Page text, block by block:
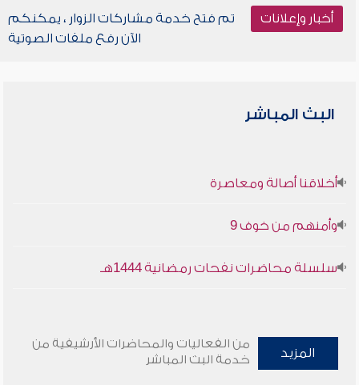
أخبار وإعلانات
تم فتح خدمة مشاركات الزوار ، يمكنكم
الآن رفع ملفات الصوتية
البث المباشر
أخلاقنا أصالة ومعاصرة
وأمنهم من خوف 9
سلسلة محاضرات نفحات رمضانية 1444هـ
المزيد
من الفعاليات والمحاضرات الأرشيفية من
خدمة البث المباشر